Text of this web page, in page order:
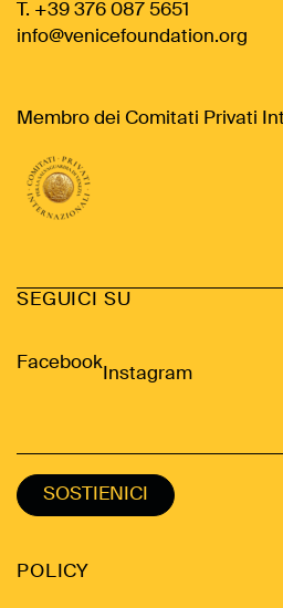
T. +39 376 087 5651
info@venicefoundation.org
Membro dei Comitati Privati
SEGUICI SU
Facebook
Instagram
SOSTIENICI
POLICY